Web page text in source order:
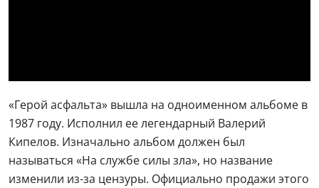
«Герой асфальта» вышла на одноименном альбоме в
1987 году. Исполнил ее легендарный Валерий
Кипелов. Изначально альбом должен был
называться «На службе силы зла», но название
изменили из-за цензуры. Официально продажи этого